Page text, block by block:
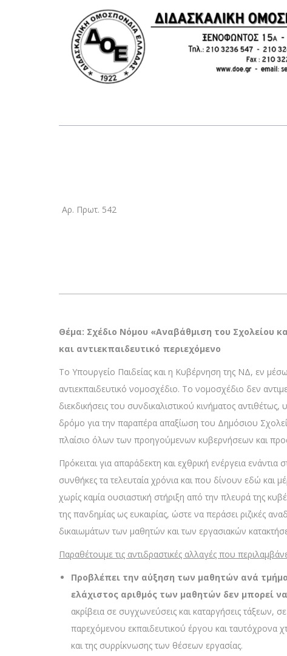
Αρ. Πρωτ. 542
Θέμα: Σχέδιο Νόμου «Αναβάθμιση του Σχολείου
και αντιεκπαιδευτικό περιεχόμενο
Το Υπουργείο Παιδείας και η Κυβέρνηση της ΝΔ, εν
αντιεκπαιδευτικό νομοσχέδιο. Το νομοσχέδιο δεν
διεκδικήσεις του συνδικαλιστικού κινήματος
δρόμο για την παραπέρα απαξίωση του Δημόσιου
πλαίσιο όλων των προηγούμενων κυβερνήσεων και
Πρόκειται για απαράδεκτη και εχθρική ενέργεια
συνθήκες τα τελευταία χρόνια και που δίνουν εδώ και
χωρίς καμία ουσιαστική στήριξη από την πλευρά της
της πανδημίας ως ευκαιρίας, ώστε να περάσει ριζικές
δικαιωμάτων των μαθητών και των εργασιακών
Παραθέτουμε τις αντιδραστικές αλλαγές που
Προβλέπει την αύξηση των μαθητών ανά
ελάχιστος αριθμός των μαθητών δεν μπορεί
ακρίβεια σε συγχωνεύσεις και καταργήσεις τάξεων,
παρεχόμενου εκπαιδευτικού έργου και ταυτόχρονα
και της συρρίκνωσης των θέσεων εργασίας.